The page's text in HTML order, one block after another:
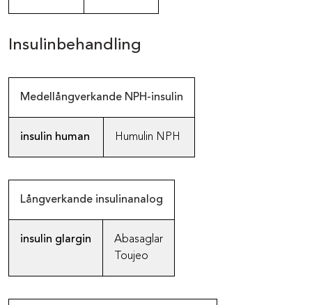
Insulinbehandling
Medellångverkande NPH-insulin
insulin human Humulin NPH
Långverkande insulinanalog
insulin glargin
Abasaglar
Toujeo